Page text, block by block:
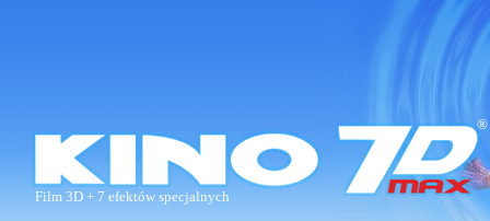
Film 3D + 7 efektów specjalnych